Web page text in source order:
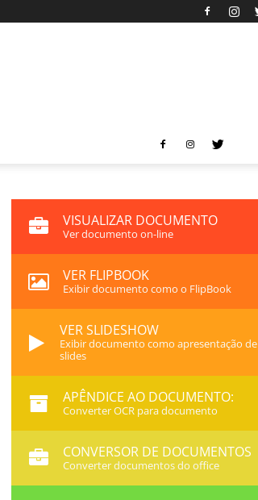
VISUALIZAR DOCUMENTO
Ver documento on-line
VER FLIPBOOK
Exibir documento como o FlipBook
VER SLIDESHOW
Exibir documento como apresentação de
slides
APÊNDICE AO DOCUMENTO:
Converter OCR para documento
CONVERSOR DE DOCUMENTOS
Converter documentos do office